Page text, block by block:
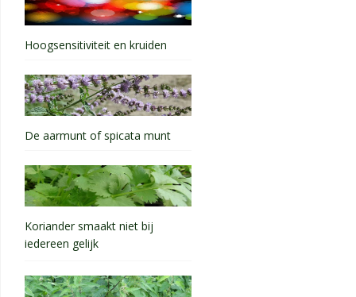
Hoogsensitiviteit en kruiden
De aarmunt of spicata munt
Koriander smaakt niet bij
iedereen gelijk